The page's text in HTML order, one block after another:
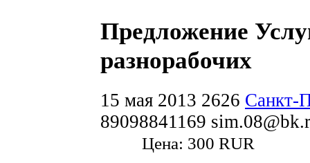
Предложение
разнорабочих
15 мая 2013 2626 Санкт-
89098841169
Цена: 300 RUR